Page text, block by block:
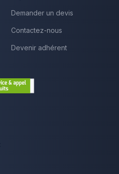
Demander un devis
Contactez-nous
Devenir adhérent